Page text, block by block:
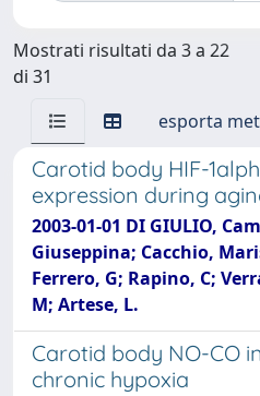
Mostrati risultati da 3 a 22
di 31
esporta
Carotid body HIF-
expression during
2003-01-01 DI GIULIO,
Giuseppina; Cacchio,
Ferrero, G; Rapino, C;
M; Artese, L.
Carotid body NO-CO
chronic hypoxia